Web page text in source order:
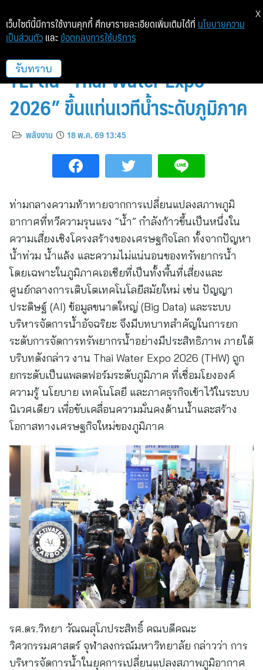
อินฟอร์มา มาร์เก็ตส์ ผนึก จุฬาฯ–
TEI ดัน “Thai Water Expo
2026” ขึ้นแท่นเวทีน้ำระดับภูมิภาค
พลังงาน 18 พ.ค. 69 13:45
ท่ามกลางความท้าทายจากการเปลี่ยนแปลงสภาพภูมิ
อากาศที่ทวีความรุนแรง “น้ำ” กำลังก้าวขึ้นเป็นหนึ่งใน
ความเสี่ยงเชิงโครงสร้างของเศรษฐกิจโลก ทั้งจากปัญหา
น้ำท่วม น้ำแล้ง และความไม่แน่นอนของทรัพยากรน้ำ
โดยเฉพาะในภูมิภาคเอเชียที่เป็นทั้งพื้นที่เสี่ยงและ
ศูนย์กลางการเติบโตเทคโนโลยีสมัยใหม่ เช่น ปัญญา
ประดิษฐ์ (AI) ข้อมูลขนาดใหญ่ (Big Data) และระบบ
บริหารจัดการน้ำอัจฉริยะ จึงมีบทบาทสำคัญในการยก
ระดับการจัดการทรัพยากรน้ำอย่างมีประสิทธิภาพ ภายใต้
บริบทดังกล่าว งาน Thai Water Expo 2026 (THW) ถูก
ยกระดับเป็นแพลตฟอร์มระดับภูมิภาค ที่เชื่อมโยงองค์
ความรู้ นโยบาย เทคโนโลยี และภาคธุรกิจเข้าไว้ในระบบ
นิเวศเดียว เพื่อขับเคลื่อนความมั่นคงด้านน้ำและสร้าง
โอกาสทางเศรษฐกิจใหม่ของภูมิภาค
รศ.ดร.วิทยา วัณณสุโภประสิทธิ์ คณบดีคณะ
วิศวกรรมศาสตร์ จุฬาลงกรณ์มหาวิทยาลัย กล่าวว่า การ
บริหารจัดการน้ำในยุคการเปลี่ยนแปลงสภาพภูมิอากาศ
เว็บไซต์นี้มีการใช้งานคุกกี้ ศึกษารายละเอียดเพิ่มเติมได้ที่ นโยบายความ
เป็นส่วนตัว และ ข้อตกลงการใช้บริการ
รับทราบ
X